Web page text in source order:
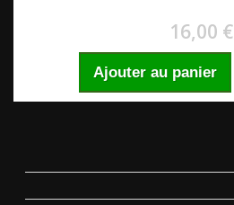
16,00 €
Ajouter au panier